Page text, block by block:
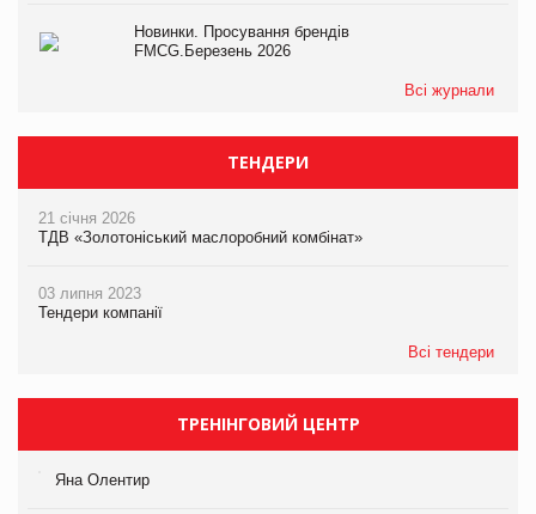
Новинки. Просування брендів
FMCG.Березень 2026
Всі журнали
ТЕНДЕРИ
21 січня 2026
ТДВ «Золотоніський маслоробний комбінат»
03 липня 2023
Тендери компанії
Всі тендери
ТРЕНІНГОВИЙ ЦЕНТР
Яна Олентир